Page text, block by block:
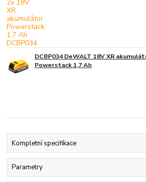
DCBP034 DeWALT 18V XR
Powerstack 1,7 Ah
Kompletní specifikace
Parametry